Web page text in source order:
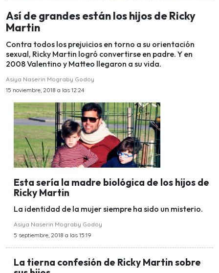
Así de grandes están los hijos de Ricky
Martin
Contra todos los prejuicios en torno a su orientación
sexual, Ricky Martin logró convertirse en padre. Y en
2008 Valentino y Matteo llegaron a su vida.
Asiya Naserin Mograby Godoy
15 noviembre, 2018 a las 12:24
Esta sería la madre biológica de los hijos de
Ricky Martin
La identidad de la mujer siempre ha sido un misterio.
Asiya Naserin Mograby Godoy
5 septiembre, 2018 a las 15:19
La tierna confesión de Ricky Martin sobre